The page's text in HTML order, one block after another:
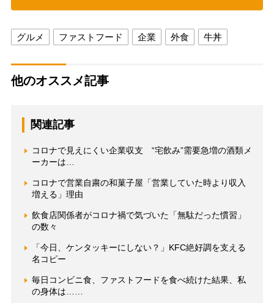
グルメ ファストフード 企業 外食 牛丼
他のオススメ記事
関連記事
コロナで見えにくい企業収支 “宅飲み”需要急増の酒類メ
ーカーは…
コロナで営業自粛の和菓子屋「営業していた時より収入
増える」理由
飲食店関係者がコロナ禍で気づいた「無駄だった慣習」
の数々
「今日、ケンタッキーにしない？」KFC絶好調を支える
名コピー
毎日コンビニ食、ファストフードを食べ続けた結果、私
の身体は……